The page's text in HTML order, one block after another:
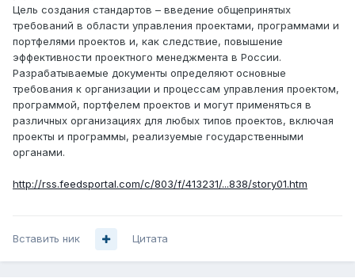
Цель создания стандартов – введение общепринятых
требований в области управления проектами, программами и
портфелями проектов и, как следствие, повышение
эффективности проектного менеджмента в России.
Разрабатываемые документы определяют основные
требования к организации и процессам управления проектом,
программой, портфелем проектов и могут применяться в
различных организациях для любых типов проектов, включая
проекты и программы, реализуемые государственными
органами.
http://rss.feedsportal.com/c/803/f/413231/...838/story01.htm
Вставить ник Цитата